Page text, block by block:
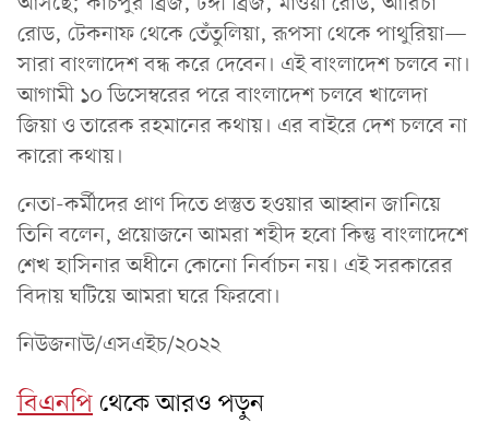
রোড, টেকনাফ থেকে তেঁতুলিয়া, রূপসা থেকে পাথুরিয়া—
সারা বাংলাদেশ বন্ধ করে দেবেন। এই বাংলাদেশ চলবে না।
আগামী ১০ ডিসেম্বরের পরে বাংলাদেশ চলবে খালেদা
জিয়া ও তারেক রহমানের কথায়। এর বাইরে দেশ চলবে না
কারো কথায়।
নেতা-কর্মীদের প্রাণ দিতে প্রস্তুত হওয়ার আহ্বান জানিয়ে
তিনি বলেন, প্রয়োজনে আমরা শহীদ হবো কিন্তু বাংলাদেশে
শেখ হাসিনার অধীনে কোনো নির্বাচন নয়। এই সরকারের
বিদায় ঘটিয়ে আমরা ঘরে ফিরবো।
নিউজনাউ/এসএইচ/২০২২
বিএনপিথেকে আরও পড়ুন